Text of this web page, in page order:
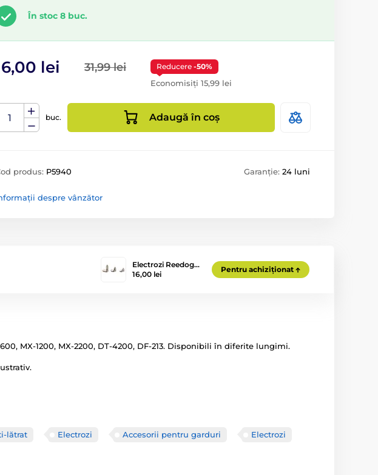
În stoc 8 buc.
31,99 lei
lei Reducere -50%
Economisiți 15,99 lei
buc. Adaugă în coș
produs: P5940 Garanție: 24 luni
despre vânzător
Electrozi Reedog…
16,00 lei
Pentru achiziționat
MX-1200, MX-2200, DT-4200, DF-213. Disponibili în diferite lungimi.
lătrat Electrozi Accesorii pentru garduri Electrozi